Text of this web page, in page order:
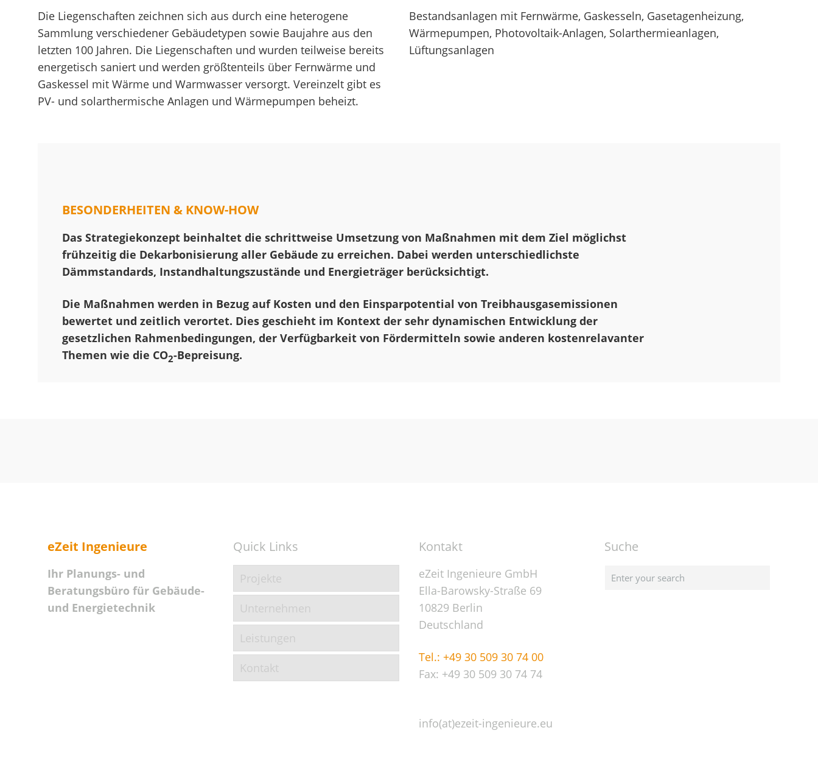
Die Liegenschaften zeichnen sich aus durch eine heterogene
Sammlung verschiedener Gebäudetypen sowie Baujahre aus den
letzten 100 Jahren. Die Liegenschaften und wurden teilweise bereits
energetisch saniert und werden größtenteils über Fernwärme und
Gaskessel mit Wärme und Warmwasser versorgt. Vereinzelt gibt es
PV- und solarthermische Anlagen und Wärmepumpen beheizt.
Bestandsanlagen mit Fernwärme, Gaskesseln, Gasetagenheizung,
Wärmepumpen, Photovoltaik-Anlagen, Solarthermieanlagen,
Lüftungsanlagen
BESONDERHEITEN & KNOW-HOW
Das Strategiekonzept beinhaltet die schrittweise Umsetzung von Maßnahmen mit dem Ziel möglichst
frühzeitig die Dekarbonisierung aller Gebäude zu erreichen. Dabei werden unterschiedlichste
Dämmstandards, Instandhaltungszustände und Energieträger berücksichtigt.
Die Maßnahmen werden in Bezug auf Kosten und den Einsparpotential von Treibhausgasemissionen
bewertet und zeitlich verortet. Dies geschieht im Kontext der sehr dynamischen Entwicklung der
gesetzlichen Rahmenbedingungen, der Verfügbarkeit von Fördermitteln sowie anderen kostenrelavanter
Themen wie die CO2-Bepreisung.
eZeit Ingenieure
Ihr Planungs- und
Beratungsbüro für Gebäude-
und Energietechnik
Quick Links
Projekte
Unternehmen
Leistungen
Kontakt
Kontakt
eZeit Ingenieure GmbH
Ella-Barowsky-Straße 69
10829 Berlin
Deutschland
Tel.: +49 30 509 30 74 00
Fax: +49 30 509 30 74 74
info(at)ezeit-ingenieure.eu
Suche